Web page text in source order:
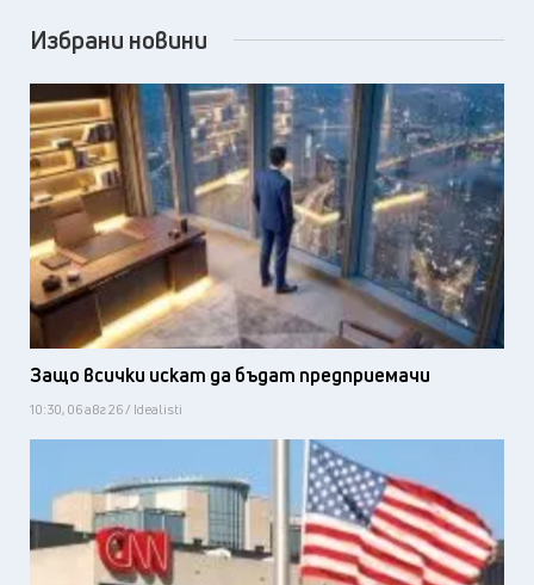
Избрани новини
Защо всички искат да бъдат предприемачи
10:30, 06 авг 26 / Idealisti